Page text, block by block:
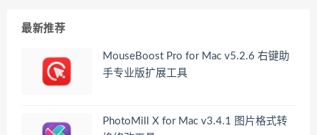
最新推荐
MouseBoost Pro for Mac v5.2.6 右键助
手专业版扩展工具
PhotoMill X for Mac v3.4.1 图片格式转